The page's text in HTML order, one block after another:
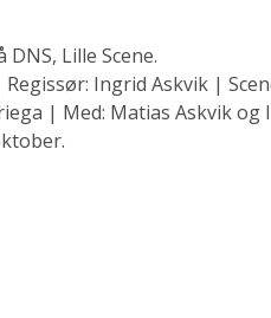
DNS, Lille Scene.
Ingrid Askvik |
| Med: Matias Askvik og